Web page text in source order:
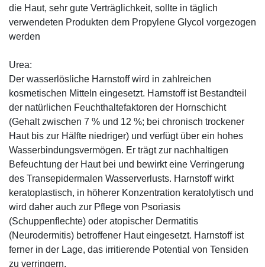
die Haut, sehr gute Verträglichkeit, sollte in täglich
verwendeten Produkten dem Propylene Glycol vorgezogen
werden
Urea:
Der wasserlösliche Harnstoff wird in zahlreichen
kosmetischen Mitteln eingesetzt. Harnstoff ist Bestandteil
der natürlichen Feuchthaltefaktoren der Hornschicht
(Gehalt zwischen 7 % und 12 %; bei chronisch trockener
Haut bis zur Hälfte niedriger) und verfügt über ein hohes
Wasserbindungsvermögen. Er trägt zur nachhaltigen
Befeuchtung der Haut bei und bewirkt eine Verringerung
des Transepidermalen Wasserverlusts. Harnstoff wirkt
keratoplastisch, in höherer Konzentration keratolytisch und
wird daher auch zur Pflege von Psoriasis
(Schuppenflechte) oder atopischer Dermatitis
(Neurodermitis) betroffener Haut eingesetzt. Harnstoff ist
ferner in der Lage, das irritierende Potential von Tensiden
zu verringern.